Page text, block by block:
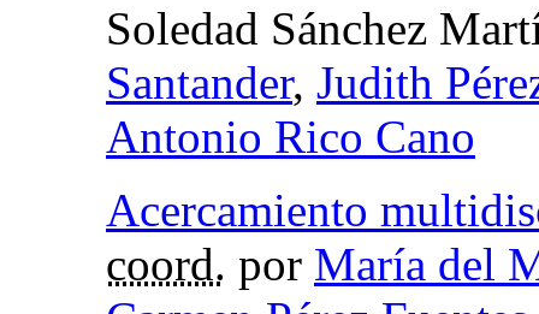
Soledad Sánchez
Santander, Judith
Antonio Rico Cano
Acercamiento
coord. por María del